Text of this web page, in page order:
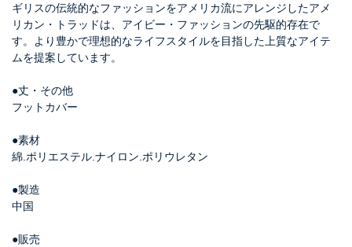
ギリスの伝統的なファッションをアメリカ流にアレンジしたアメ
リカン・トラッドは、アイビー・ファッションの先駆的存在で
す。より豊かで理想的なライフスタイルを目指した上質なアイテ
ムを提案しています。
●丈・その他
フットカバー
●素材
綿.ポリエステル.ナイロン.ポリウレタン
●製造
中国
●販売